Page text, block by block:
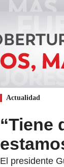
Actualidad
“Tiene
El presidente